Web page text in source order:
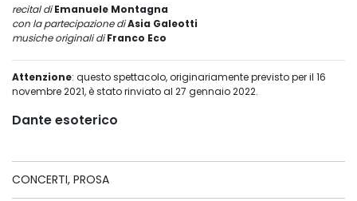
recital di Emanuele Montagna
con la partecipazione diAsia Galeotti
musiche originali di Franco Eco
Attenzione: questo spettacolo, originariamente previsto per il 16
novembre 2021, è stato rinviato al 27 gennaio 2022.
Dante esoterico
CONCERTI, PROSA